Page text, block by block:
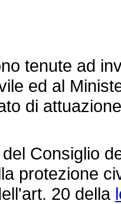
tenute ad
ed al
di
Consiglio
protezione
20 della